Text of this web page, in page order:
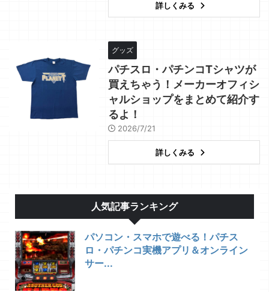
詳しくみる
グッズ
パチスロ・パチンコTシャツが
買えちゃう！メーカーオフィシ
ャルショップをまとめて紹介す
るよ！
2026/7/21
詳しくみる
人気記事ランキング
パソコン・スマホで遊べる！パチス
ロ・パチンコ実機アプリ＆オンライン
サー...